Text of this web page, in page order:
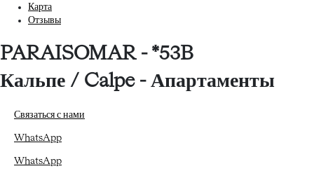
Карта
Отзывы
PARAISOMAR - *53B
Кальпе / Calpe - Апартаменты
Связаться с нами
WhatsApp
WhatsApp